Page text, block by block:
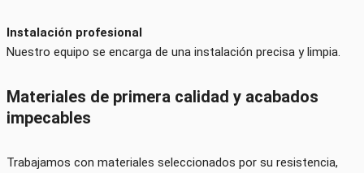
Instalación profesional
Nuestro equipo se encarga de una instalación precisa y limpia.
Materiales de primera calidad y acabados
impecables
Trabajamos con materiales seleccionados por su resistencia,